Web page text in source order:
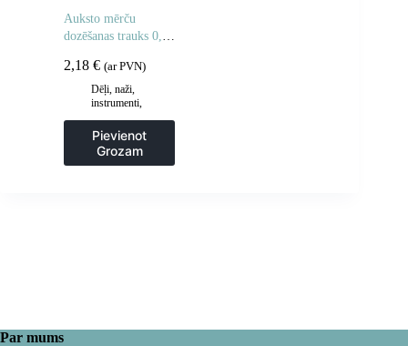
Auksto mērču
dozēšanas trauks 0,7
Hendi 557921
2,18 € (ar PVN)
Dēļi, naži,
instrumenti,
Pievienot
Grozam
Par mums